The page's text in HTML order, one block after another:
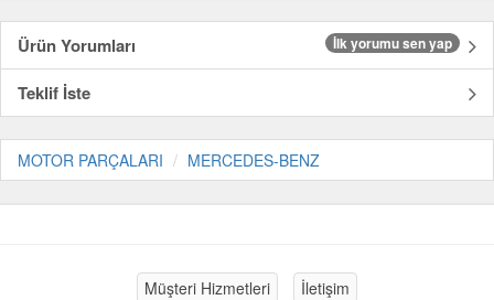
Ürün Yorumları İlk yorumu sen yap
Teklif İste
MOTOR PARÇALARI MERCEDES-BENZ
Müşteri Hizmetleri İletişim